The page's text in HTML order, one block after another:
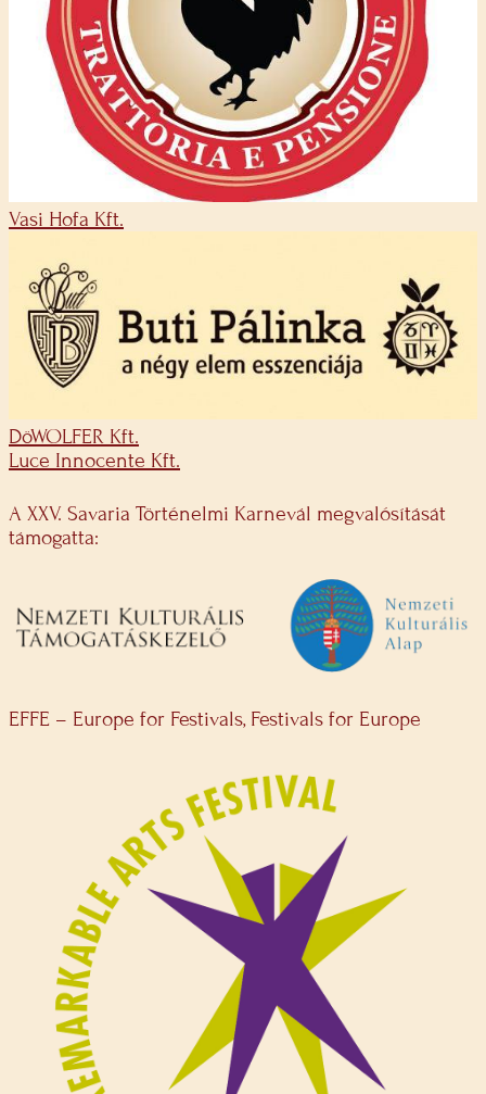
Vasi Hofa Kft.
DöWOLFER Kft.
Luce Innocente Kft.
A XXV. Savaria Történelmi Karnevál megvalósítását
támogatta:
EFFE – Europe for Festivals, Festivals for Europe